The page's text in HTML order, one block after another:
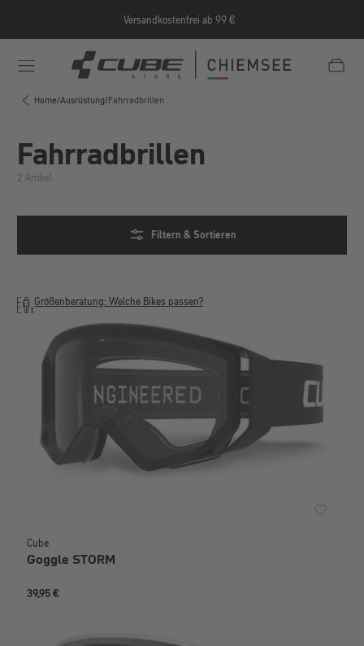
Versandkostenfrei ab 99 €
Home/Ausrüstung/Fahrradbrillen
Fahrradbrillen
2 Artikel
Filtern & Sortieren
Größenberatung: Welche Bikes passen?
Cube
Goggle STORM
39,95 €